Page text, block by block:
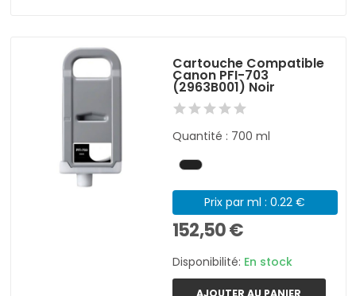
Cartouche Compatible
Canon PFI-703
(2963B001) Noir
Quantité : 700 ml
Prix par ml : 0.22 €
152,50 €
Disponibilité: En stock